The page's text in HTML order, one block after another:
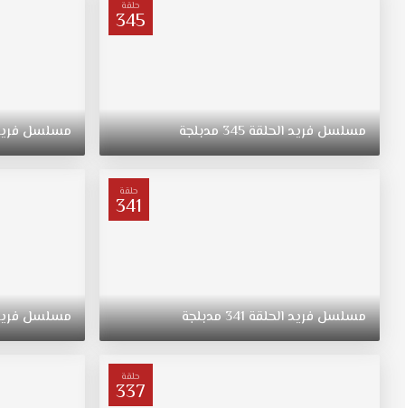
أن
يزوجه
بابنة
حلقة
345
مسلسلفريدالحلقة345مدبلجة مسلسل
حلقة
341
مسلسلفريدالحلقة341مدبلجة مسلسل
حلقة
337